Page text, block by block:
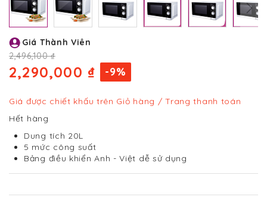
đến
phần
đầu
của
viện
ảnh
Giá Thành Viên
2,496,100 ₫
2,290,000 ₫ -9%
Giá được chiết khấu trên Giỏ hàng / Trang thanh toán
Hết hàng
Dung tích 20L
5 mức công suất
Bảng điều khiển Anh - Việt dễ sử dụng